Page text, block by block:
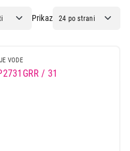
Prikaz
VODE